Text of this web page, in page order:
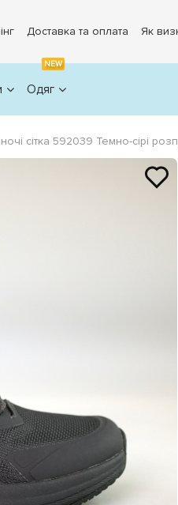
Доставка та оплата Як
NEW
Одяг
сітка 592039 Темно-сірі